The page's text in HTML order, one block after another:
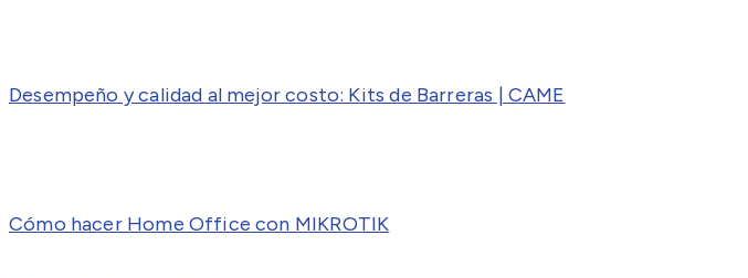
Desempeño y calidad al mejor costo: Kits de Barreras | CAME
Cómo hacer Home Office con MIKROTIK